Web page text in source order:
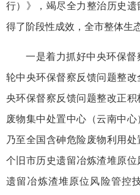
行）》，竭尽全力整治历史
得了阶段性成效，全市整体生
一是着力抓好中央环保
轮中央环保督察反馈问题整
央环保督察反馈问题整改正
废物集中处置中心（云南中
乃至全国含砷危险废物利用处
个旧市历史遗留冶炼渣堆原
遗留冶炼渣堆原位风险管控